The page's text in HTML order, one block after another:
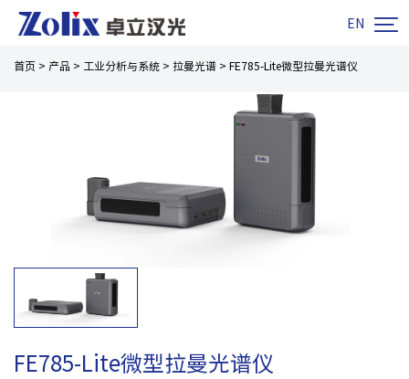
EN 
首页 > 产品 > 工业分析与系统 > 拉曼光谱 > FE785-Lite微型拉曼光谱仪
FE785-Lite微型拉曼光谱仪